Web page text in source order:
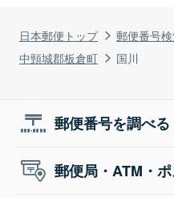
日本郵便トップ 郵便番号
中頸城郡板倉町
国川
郵便番号を調べる
郵便局・ATM・